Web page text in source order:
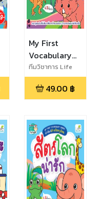
My First
Vocabulary
Series คำศัพท์
สำหรับหนูน้อย
ไดโนเสาร์น่ารู้
ทีมวิชาการ Life
Balance
49.00 ฿